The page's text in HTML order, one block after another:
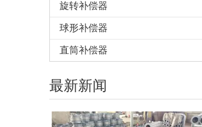
旋转补偿器
球形补偿器
直筒补偿器
最新新闻